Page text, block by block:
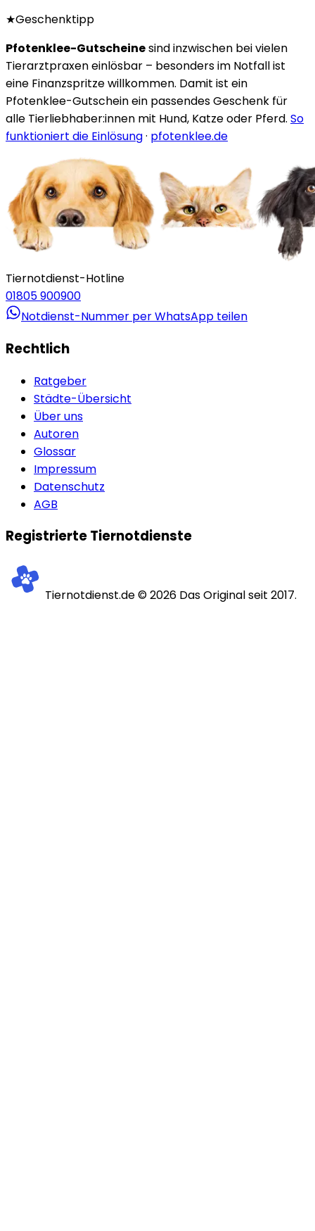
★Geschenktipp
Pfotenklee-Gutscheinesind inzwischen bei vielen
Tierarztpraxen einlösbar – besonders im Notfall ist
eine Finanzspritze willkommen. Damit ist ein
Pfotenklee-Gutschein ein passendes Geschenk für
alle Tierliebhaber:innen mit Hund, Katze oder Pferd. So
funktioniert die Einlösung· pfotenklee.de
Tiernotdienst-Hotline
01805 900900
Notdienst-Nummer per WhatsApp teilen
Rechtlich
Ratgeber
Städte-Übersicht
Über uns
Autoren
Glossar
Impressum
Datenschutz
AGB
Registrierte Tiernotdienste
Tiernotdienst.de ©2026 Das Original seit 2017.